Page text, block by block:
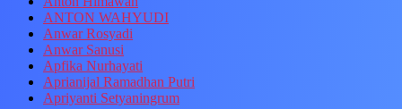
ANTON WAHYUDI
Anwar Rosyadi
Anwar Sanusi
Apfika Nurhayati
Aprianijal Ramadhan Putri
Apriyanti Setyaningrum